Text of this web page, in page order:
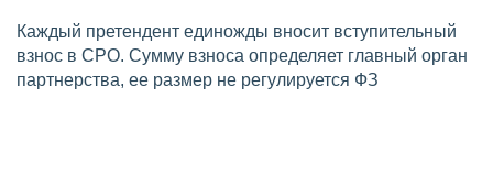
Каждый претендент единожды вносит вступительный
взнос в СРО. Сумму взноса определяет главный орган
партнерства, ее размер не регулируется ФЗ